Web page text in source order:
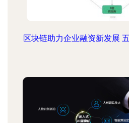
区块链助力企业融资新发展